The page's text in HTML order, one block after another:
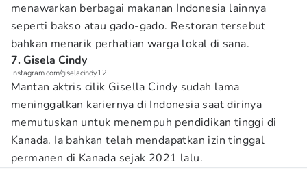
menawarkan berbagai makanan Indonesia lainnya
seperti bakso atau gado-gado. Restoran tersebut
bahkan menarik perhatian warga lokal di sana.
7. Gisela Cindy
Instagram.com/giselacindy12
Mantan aktris cilik Gisella Cindy sudah lama
meninggalkan kariernya di Indonesia saat dirinya
memutuskan untuk menempuh pendidikan tinggi di
Kanada. Ia bahkan telah mendapatkan izin tinggal
permanen di Kanada sejak 2021 lalu.